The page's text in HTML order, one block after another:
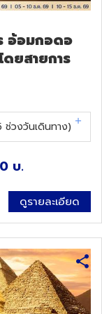
อ้อมกอดอ
ยสายการ
ช่วงวันเดินทาง)
บ.
ดูรายละเอียด